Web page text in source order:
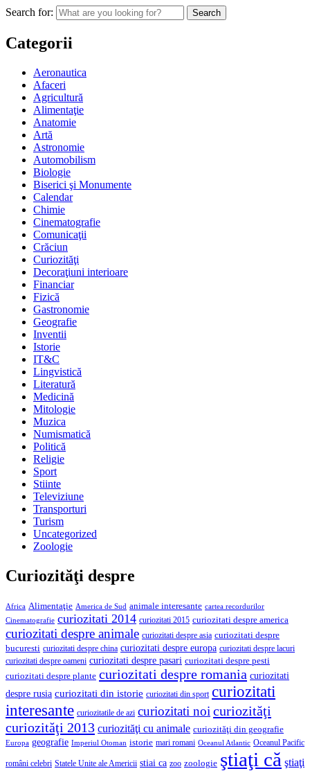
Search for:
Categorii
Aeronautica
Afaceri
Agricultură
Alimentaţie
Anatomie
Artă
Astronomie
Automobilism
Biologie
Biserici şi Monumente
Calendar
Chimie
Cinematografie
Comunicaţii
Crăciun
Curiozităţi
Decoraţiuni interioare
Financiar
Fizică
Gastronomie
Geografie
Inventii
Istorie
IT&C
Lingvistică
Literatură
Medicină
Mitologie
Muzica
Numismatică
Politică
Religie
Sport
Stiinte
Televiziune
Transporturi
Turism
Uncategorized
Zoologie
Curiozităţi despre
Africa Alimentaţie America de Sud animale interesante cartea recordurilor
Cinematografie curiozitati 2014 curiozitati 2015 curiozitati despre america
curiozitati despre animale curiozitati despre asia curiozitati despre
bucuresti curiozitati despre china curiozitati despre europa curiozitati despre lacuri
curiozitati despre oameni curiozitati despre pasari curiozitati despre pesti
curiozitati despre plante curiozitati despre romania curiozitati
despre rusia curiozitati din istorie curiozitati din sport curiozitati
interesante curiozitatile de azi curiozitati noi curiozităţi
curiozităţi 2013 curiozităţi cu animale curiozităţi din geografie
Europa geografie Imperiul Otoman istorie mari romani Oceanul Atlantic Oceanul Pacific
români celebri Statele Unite ale Americii stiai ca zoo zoologie ştiaţi că ştiaţi